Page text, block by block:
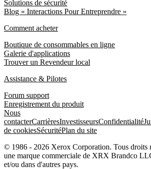
Solutions de sécurité
Blog « Interactions Pour Entreprendre »
Comment acheter
Boutique de consommables en ligne
Galerie d'applications
Trouver un Revendeur local
Assistance & Pilotes
Forum support
Enregistrement du produit
Nous
contacterCarrièresInvestisseursConfidentialité
de cookiesSécuritéPlan du site
© 1986 - 2026 Xerox Corporation. Tous droits
une marque commerciale de XRX Brandco
et/ou dans d'autres pays.